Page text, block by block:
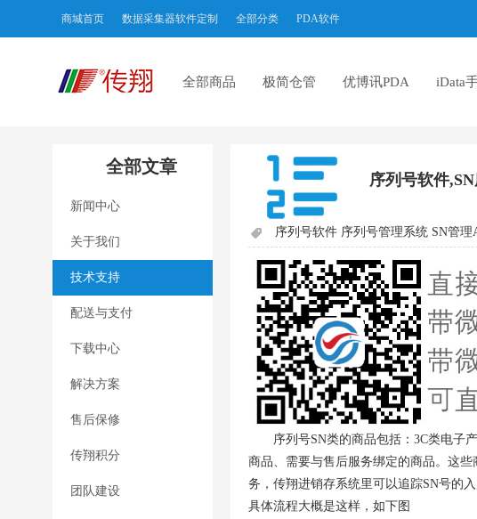
商城首页 数据采集器软件定制 全部分类 PDA软件
全部商品 极简仓管 优博讯PDA iData
全部文章
新闻中心
关于我们
技术支持
配送与支付
下载中心
解决方案
售后保修
传翔积分
团队建设
序列号软件
序列号软件 序列号管理系统 SN管理
序列号SN类的商品包括：3C类电子
商品、需要与售后服务绑定的商品。这
务，传翔进销存系统里可以追踪SN号的
具体流程大概是这样，如下图